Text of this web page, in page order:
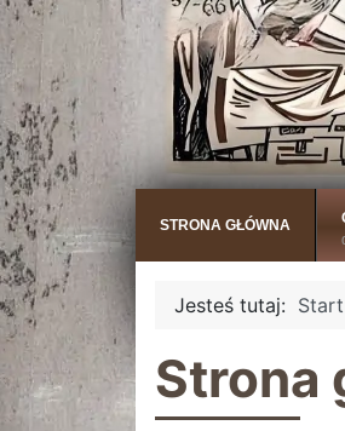
STRONA GŁÓWNA
Jesteś tutaj: Start
Strona